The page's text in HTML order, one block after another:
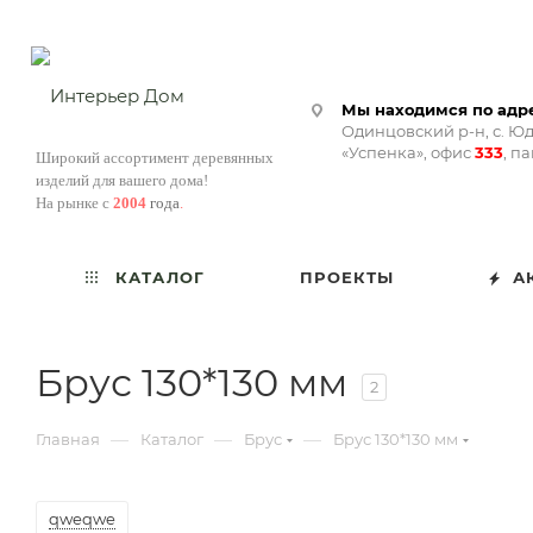
Широкий ассортимент деревянных
изделий для вашего дома!
На рынке с 2004 года.
Мы находимся по
Одинцовский р-н, с.
«Успенка», офис333 ,
КАТАЛОГ ПРОЕКТЫ
Брус 130*130 мм 2
Главная — Каталог — Брус — Брус 130*130 мм
qweqwe